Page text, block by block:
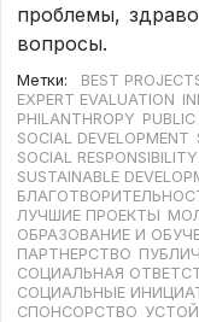
проблемы,
вопросы.
Метки: BEST
EXPERT EVALUATION
PHILANTHROPY
SOCIAL DEVELOPMENT
SOCIAL RESPONSIBILITY
SUSTAINABLE
ЛУЧШИЕ ПРОЕКТЫ
ОБРАЗОВАНИЕ И
ПАРТНЕРСТВО
СОЦИАЛЬНАЯ
СОЦИАЛЬНЫЕ
СПОНСОРСТВО